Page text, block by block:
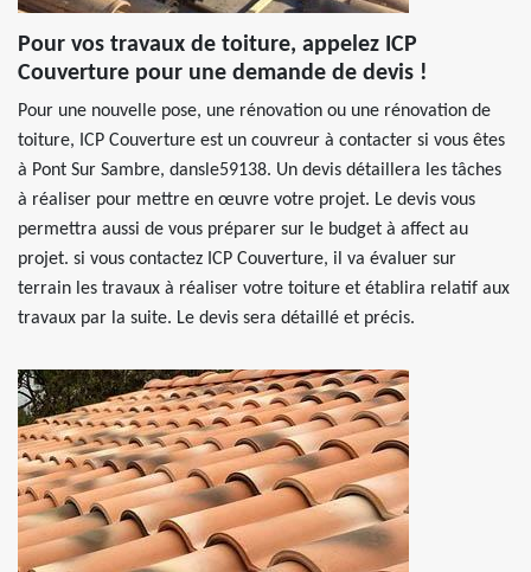
Pour vos travaux de toiture, appelez ICP
Couverture pour une demande de devis !
Pour une nouvelle pose, une rénovation ou une rénovation de
toiture, ICP Couverture est un couvreur à contacter si vous êtes
à Pont Sur Sambre, dansle59138. Un devis détaillera les tâches
à réaliser pour mettre en œuvre votre projet. Le devis vous
permettra aussi de vous préparer sur le budget à affect au
projet. si vous contactez ICP Couverture, il va évaluer sur
terrain les travaux à réaliser votre toiture et établira relatif aux
travaux par la suite. Le devis sera détaillé et précis.